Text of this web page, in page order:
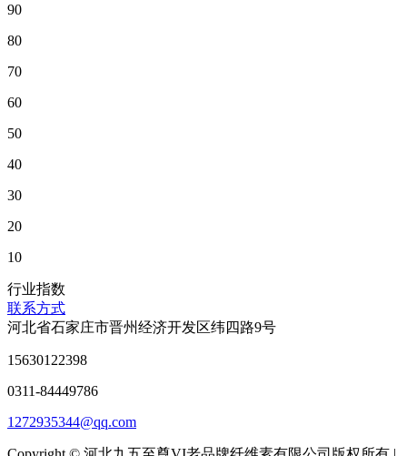
90
80
70
60
50
40
30
20
10
行业指数
联系方式
河北省石家庄市晋州经济开发区纬四路9号
15630122398
0311-84449786
1272935344@qq.com